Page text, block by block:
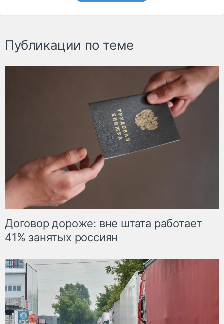
Публикации по теме
Договор дороже: вне штата работает
41% занятых россиян